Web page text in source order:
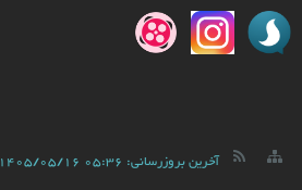
آخرین بروزرسانی: 1405/05/16 05:36